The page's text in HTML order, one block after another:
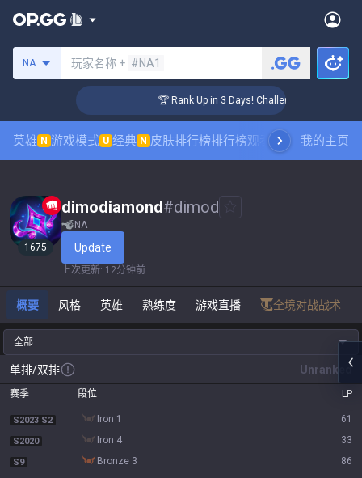
NA 玩家名称 + #NA1
🏆 Rank Up in 3 Days! Challenger Coaching
英雄 N 游戏模式 U 经典 N 皮肤排行榜排行榜观看职业比赛数据统
我的主页
1675
dimodiamond#dimod
NA
Update
上次更新: 12分钟前
概要 风格 英雄 熟练度 游戏直播 全境对战战术
全部
单排/双排 Unranked
赛季 段位 LP
S2023 S2 iron 1 61
S2020 iron 4 33
S9 bronze 3 86